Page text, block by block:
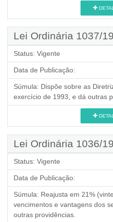
Lei Ordinária 1037/
Status: Vigente
Data de Publicação:
Súmula: Dispõe sobre as
exercício de 1993, e dá outras
Lei Ordinária 1036/
Status: Vigente
Data de Publicação:
Súmula: Reajusta em 21%
vencimentos e vantagens dos
outras providências.